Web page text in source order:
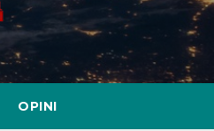
OPINI